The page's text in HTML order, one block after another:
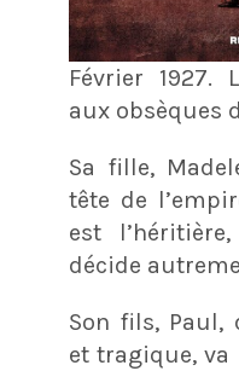
Février 1927.
aux obsèques
Sa fille,
tête de
est
décide
Son fils, Paul,
et tragique, va